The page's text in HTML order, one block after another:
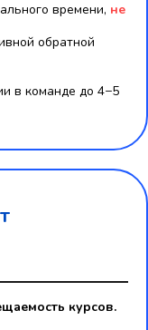
времени, не
обратной
в команде до 4−5
курсов.